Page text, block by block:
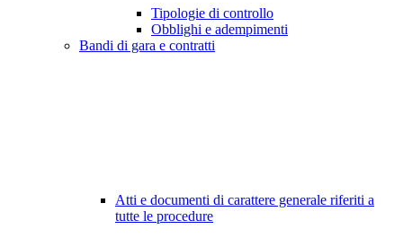
Tipologie di controllo
Obblighi e adempimenti
Bandi di gara e contratti
Atti e documenti di carattere generale riferiti a
tutte le procedure